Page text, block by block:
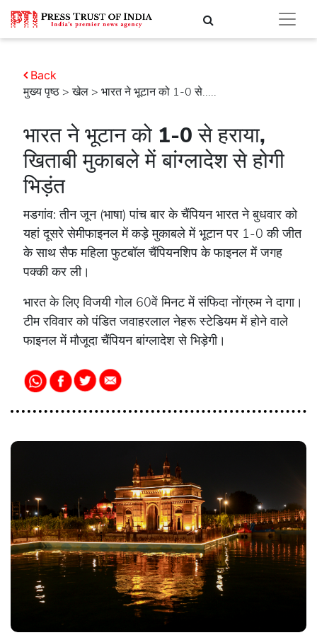
मुख्य पृष्ठ >खेल > भारत ने भूटान को 1-0 से.....
Back
भारत ने भूटान को 1-0 से हराया,
खिताबी मुकाबले में बांग्लादेश से होगी
भिड़ंत
मडगांव: तीन जून (भाषा) पांच बार के चैंपियन भारत ने बुधवार को
यहां दूसरे सेमीफाइनल में कड़े मुकाबले में भूटान पर 1-0 की जीत
के साथ सैफ महिला फुटबॉल चैंपियनशिप के फाइनल में जगह
पक्की कर ली।
भारत के लिए विजयी गोल 60वें मिनट में संफिदा नोंग्रुम ने दागा।
टीम रविवार को पंडित जवाहरलाल नेहरू स्टेडियम में होने वाले
फाइनल में मौजूदा चैंपियन बांग्लादेश से भिड़ेगी।